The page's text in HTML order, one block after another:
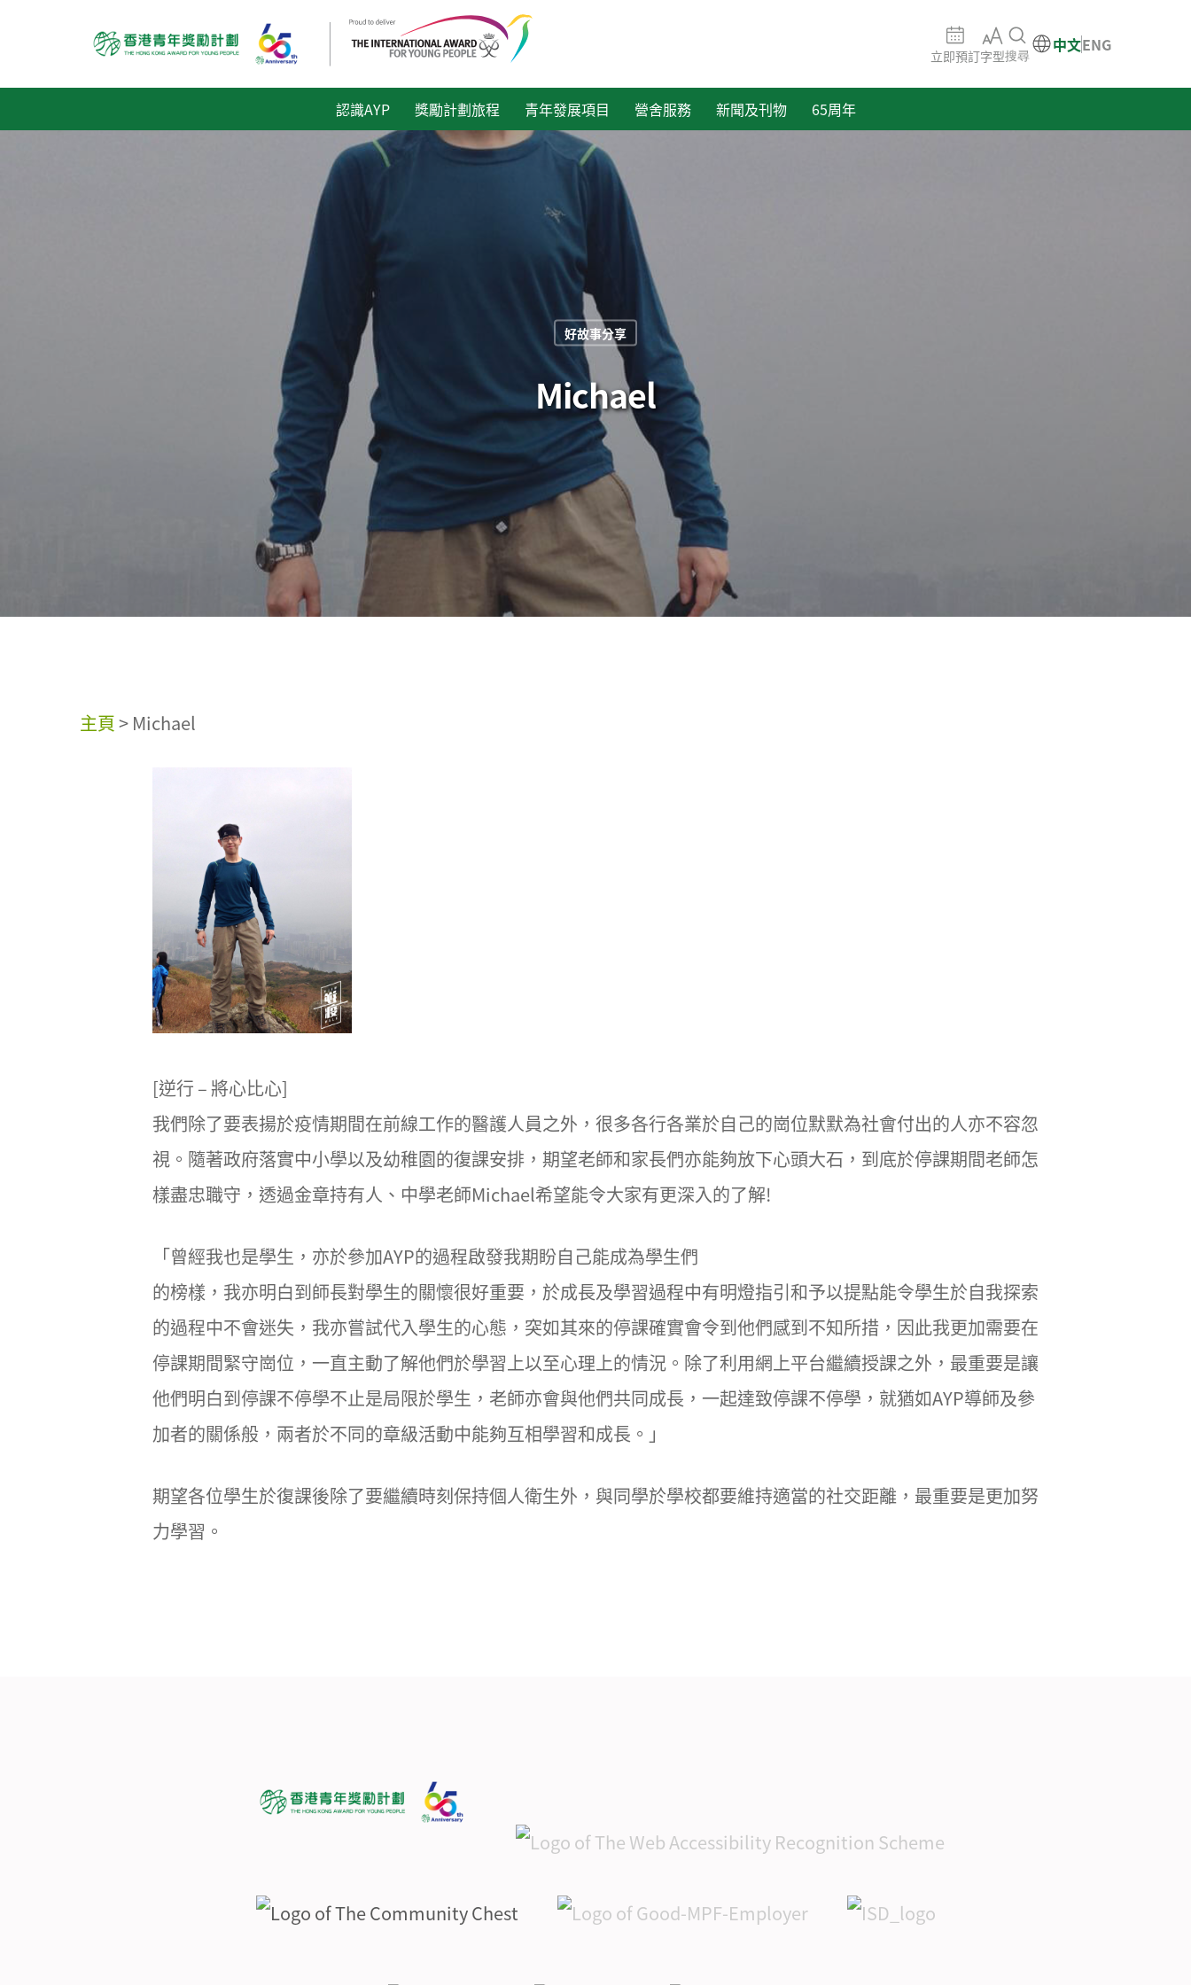
立即預訂字型搜尋
中文ENG
認識AYP 獎勵計劃旅程 青年發展項目 營舍服務 新聞及刊物 65周年
好故事分享
Michael
主頁> Michael
[逆行 – 將心比心]
我們除了要表揚於疫情期間在前線工作的醫護人員之外，很多各行各業於自己的崗位默默為社會付出的人亦不容忽
視。隨著政府落實中小學以及幼稚園的復課安排，期望老師和家長們亦能夠放下心頭大石，到底於停課期間老師怎
樣盡忠職守，透過金章持有人、中學老師Michael希望能令大家有更深入的了解!
「曾經我也是學生，亦於參加AYP的過程啟發我期盼自己能成為學生們
的榜樣，我亦明白到師長對學生的關懷很好重要，於成長及學習過程中有明燈指引和予以提點能令學生於自我探索
的過程中不會迷失，我亦嘗試代入學生的心態，突如其來的停課確實會令到他們感到不知所措，因此我更加需要在
停課期間緊守崗位，一直主動了解他們於學習上以至心理上的情況。除了利用網上平台繼續授課之外，最重要是讓
他們明白到停課不停學不止是局限於學生，老師亦會與他們共同成長，一起達致停課不停學，就猶如AYP導師及參
加者的關係般，兩者於不同的章級活動中能夠互相學習和成長。」
期望各位學生於復課後除了要繼續時刻保持個人衛生外，與同學於學校都要維持適當的社交距離，最重要是更加努
力學習。